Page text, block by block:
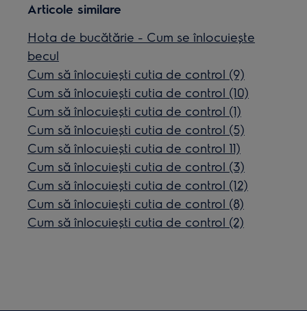
Articole similare
Hota de bucătărie - Cum se înlocuiește
becul
Cum să înlocuiești cutia de control (9)
Cum să înlocuiești cutia de control (10)
Cum să înlocuiești cutia de control (1)
Cum să înlocuiești cutia de control (5)
Cum să înlocuiești cutia de control 11)
Cum să înlocuiești cutia de control (3)
Cum să înlocuiești cutia de control (12)
Cum să înlocuiești cutia de control (8)
Cum să înlocuiești cutia de control (2)